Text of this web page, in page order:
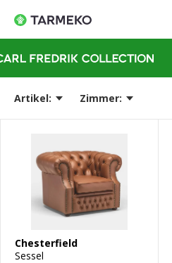
Artikel: Zimmer:
Chesterfield
Sessel